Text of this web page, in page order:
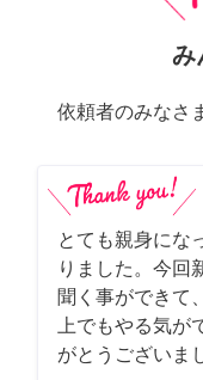
み
依頼者のみなさ
とても親身にな
りました。今回
聞く事ができて
上でもやる気が
がとうございま